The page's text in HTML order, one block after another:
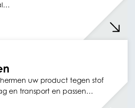
uw product tegen stof
en transport en passen…